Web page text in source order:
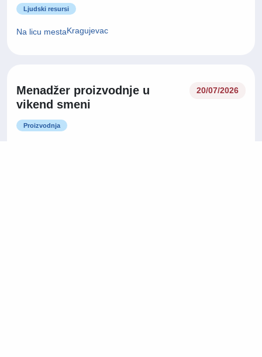
Ljudski resursi
Na licu mestaKragujevac
Menadžer proizvodnje u
vikend smeni
20/07/2026
Proizvodnja